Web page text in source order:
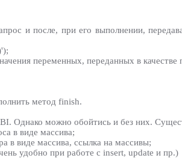
и после, при его выполнении,
переменных, переданных в
метод finish.
Однако можно обойтись и без них.
в виде массива;
в виде массива, ссылка на массивы;
удобно при работе с insert, update и пр.)